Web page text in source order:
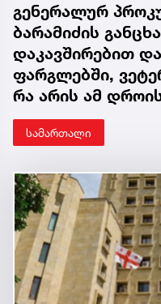
გენერალურ
ბარამიძის
დაკავშირებით
ფარგლებში,
რა არის ამ
სამართალი